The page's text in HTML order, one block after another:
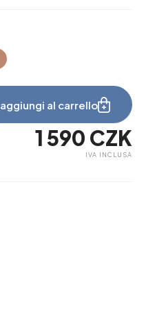
aggiungi al carrello
1 590 CZK
IVA INCLUSA